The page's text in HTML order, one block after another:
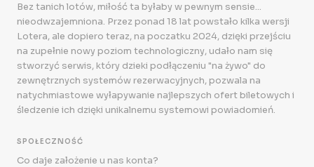
Bez tanich lotów, miłość ta byłaby w pewnym sensie...
nieodwzajemniona. Przez ponad 18 lat powstało kilka wersji
Lotera, ale dopiero teraz, na poczatku 2024, dzięki przejściu
na zupełnie nowy poziom technologiczny, udało nam się
stworzyć serwis, który dzieki podłączeniu "na żywo" do
zewnętrznych systemów rezerwacyjnych, pozwala na
natychmiastowe wyłapywanie najlepszych ofert biletowych i
śledzenie ich dzięki unikalnemu systemowi powiadomień.
SPOŁECZNOŚĆ
Co daje założenie u nas konta?